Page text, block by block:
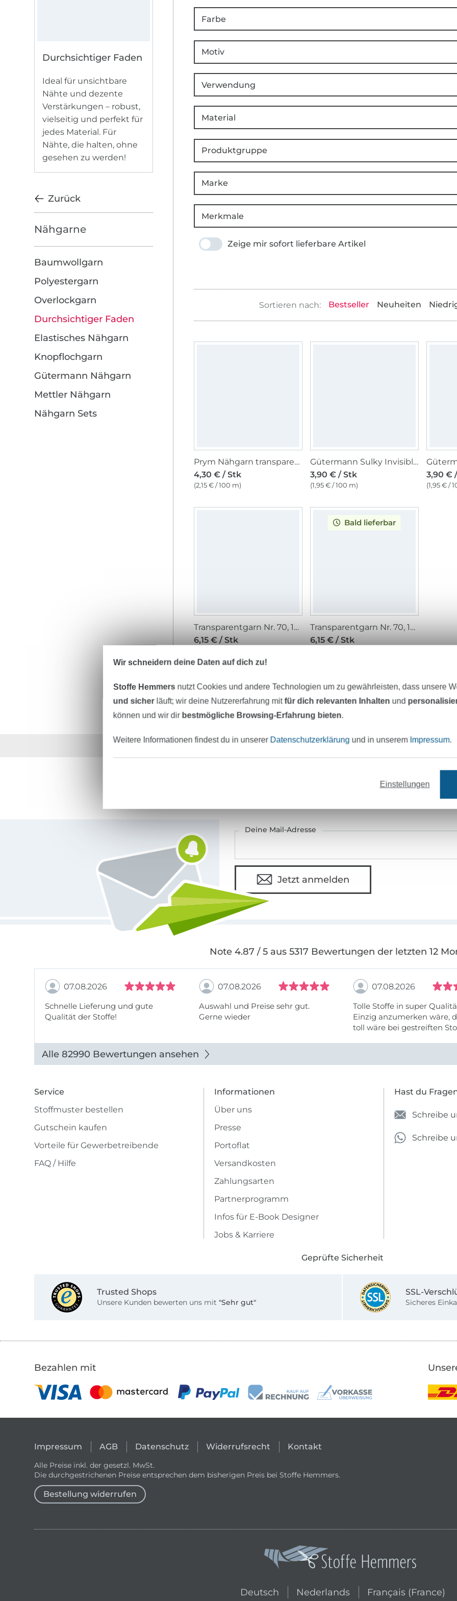
Durchsichtiger Faden
Ideal für unsichtbare
Nähte und dezente
Verstärkungen – robust,
vielseitig und perfekt für
jedes Material. Für
Nähte, die halten, ohne
gesehen zu werden!
Zurück
Nähgarne
Baumwollgarn
Polyestergarn
Overlockgarn
Durchsichtiger Faden
Elastisches Nähgarn
Knopflochgarn
Gütermann Nähgarn
Mettler Nähgarn
Nähgarn Sets
Farbe
Motiv
Verwendung
Material
Produktgruppe
Marke
Merkmale
Zeige mir sofort lieferbare Artikel
Bestseller Neuheiten
Prym Nähgarn transparent, hell
4,30 € / Stk
(2,15 € / 100 m)
Gütermann Sulky Invisible Nähfaden, weiss (1001), 200 m
3,90 € / Stk
(1,95 € / 100 m)
3,90 €
(1,95 € /
Transparentgarn Nr. 70, 1000 m, transparent
6,15 € / Stk
Bald lieferbar
Transparentgarn Nr. 70, 1000 m, schwarz
6,15 € / Stk
Über 1.8 Millionen Meter Stoff versandfertig Über 80000 zufriedene Kunden
MÖCHTEST DU IMMER AUF DEM
Deine Mail-Adresse
Jetzt anmelden
Note 4.87 / 5 aus 5317 Bewertungen der letzten 12
07.08.2026
Schnelle Lieferung und gute
Qualität der Stoffe!
07.08.2026
Auswahl und Preise sehr gut.
Gerne wieder
07.08.2026
Tolle Stoffe in super
Einzig anzumerken wäre,
toll wäre bei gestreiften
Alle 82990 Bewertungen ansehen
Service
Stoffmuster bestellen
Gutschein kaufen
Vorteile für Gewerbetreibende
FAQ / Hilfe
Informationen
Über uns
Presse
Portoflat
Versandkosten
Zahlungsarten
Partnerprogramm
Infos für E-Book Designer
Jobs & Karriere
Hast du
Schreibe
Schreibe
Geprüfte Sicherheit
Trusted Shops
Unsere Kunden bewerten uns mit "Sehr gut"
SSL-
Sicheres
Bezahlen mit
Impressum AGB Datenschutz Widerrufsrecht Kontakt
Alle Preise inkl. der gesetzl. MwSt.
Die durchgestrichenen Preise entsprechen dem bisherigen Preis bei Stoffe Hemmers.
Bestellung widerrufen
Deutsch Nederlands
In den niederländischen Shop
Français (France)
In den französischen
Wir schneidern deine Daten auf dich zu!
Stoffe Hemmers nutzt Cookies und andere Technologien um zu gewährleisten, dass unsere
und sicherläuft; wir deine Nutzererfahrung mitfür dich relevanten Inhalten und
können und wir dir bestmögliche Browsing-Erfahrung bieten.
Weitere Informationen findest du in unserer Datenschutzerklärung und in unserem Impressum.
Einstellungen